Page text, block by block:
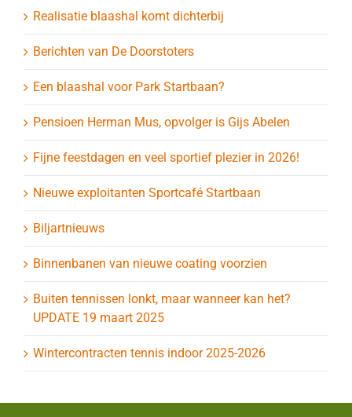
Realisatie blaashal komt dichterbij
Berichten van De Doorstoters
Een blaashal voor Park Startbaan?
Pensioen Herman Mus, opvolger is Gijs Abelen
Fijne feestdagen en veel sportief plezier in 2026!
Nieuwe exploitanten Sportcafé Startbaan
Biljartnieuws
Binnenbanen van nieuwe coating voorzien
Buiten tennissen lonkt, maar wanneer kan het?
UPDATE 19 maart 2025
Wintercontracten tennis indoor 2025-2026